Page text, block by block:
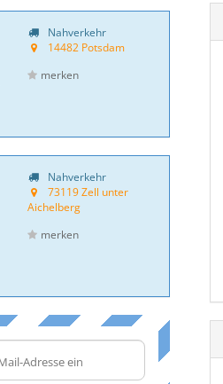
Nahverkehr
14482 Potsdam
merken
Nahverkehr
73119 Zell unter
Aichelberg
merken